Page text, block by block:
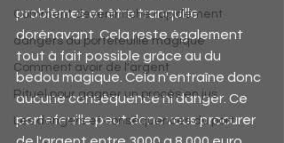
Comment devenir riche rapidement
dangers du portefeuille magique
Comment avoir de l'argent
Rituel pour gagner un procès en jus
Les dangers et conséquences du port
problèmes et être tranquille
dorénavant. Cela reste également
tout à fait possible grâce au du
bedou magique. Cela n'entraîne donc
aucune conséquence ni danger. Ce
portefeuille peut donc vous procurer